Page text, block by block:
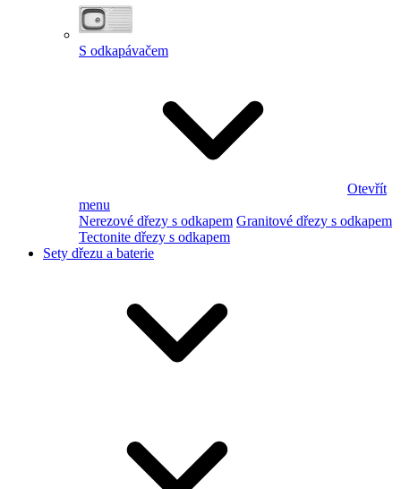
S odkapávačem
Otevřít
menu
Nerezové dřezy s odkapem Granitové dřezy s odkapem
Tectonite dřezy s odkapem
Sety dřezu a baterie